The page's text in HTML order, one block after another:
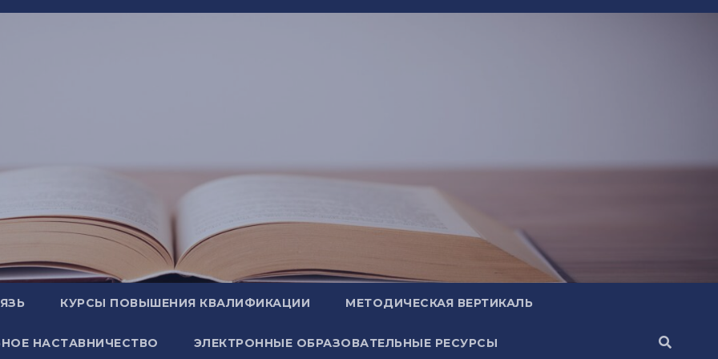
КУРСЫ ПОВЫШЕНИЯ КВАЛИФИКАЦИИ МЕТОДИЧЕСКАЯ ВЕРТИКАЛЬ
НАСТАВНИЧЕСТВО ЭЛЕКТРОННЫЕ ОБРАЗОВАТЕЛЬНЫЕ РЕСУРСЫ